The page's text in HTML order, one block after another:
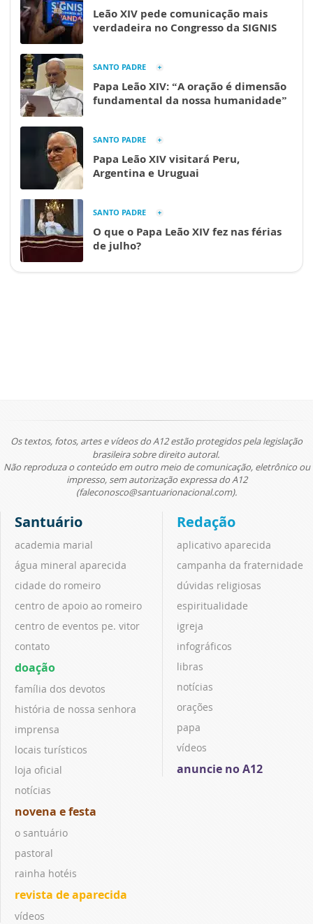
Leão XIV pede comunicação mais
verdadeira no Congresso da SIGNIS
SANTO PADRE
Papa Leão XIV: “A oração é dimensão
fundamental da nossa humanidade”
SANTO PADRE
Papa Leão XIV visitará Peru,
Argentina e Uruguai
SANTO PADRE
O que o Papa Leão XIV fez nas férias
de julho?
Os textos, fotos, artes e vídeos do A12 estão protegidos pela legislação
brasileira sobre direito autoral.
Não reproduza o conteúdo em outro meio de comunicação, eletrônico ou
impresso, sem autorização expressa do A12
(faleconosco@santuarionacional.com).
Santuário
academia marial
água mineral aparecida
cidade do romeiro
centro de apoio ao romeiro
centro de eventos pe. vitor
contato
doação
família dos devotos
história de nossa senhora
imprensa
locais turísticos
loja oficial
notícias
novena e festa
o santuário
pastoral
rainha hotéis
revista de aparecida
vídeos
Redação
aplicativo aparecida
campanha da fraternidade
dúvidas religiosas
espiritualidade
igreja
infográficos
libras
notícias
orações
papa
vídeos
anuncie no A12